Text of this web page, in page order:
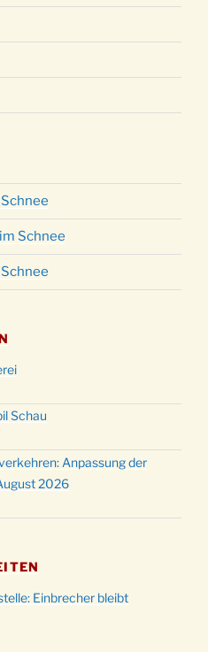
Schnee
Schau
Anpassung der
2026
Einbrecher bleibt